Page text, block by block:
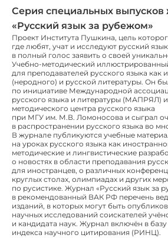
Серия специальных выпусков
«Русский язык за рубежом»
Проект Института Пушкина, цель
где любят, учат и исследуют русский
в полный голос заявить о своей
Учебно-методический
для преподавателей русского языка как
(неродного) и русской литературы. Он
по инициативе Международной
русского языка и литературы (МАПРЯЛ)
методического центра русского языка
при МГУ им. М.В. Ломоносова и сыграл
в распространении русского языка во
В журнале публикуются учебные
на уроках русского языка как
методические и лингвистические
о новостях в области преподавания
для иностранцев, о различных
круглых столах, олимпиадах и других
по русистике. Журнал «Русский язык за
в рекомендованный ВАК РФ перечень
изданий, в которых могут быть
научных исследований соискателей
и кандидата наук. Журнал включён в
индекса научного цитирования (РИНЦ).